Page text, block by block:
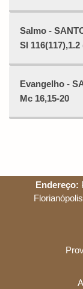
Salmo -
Sl
Evangelho -
Mc 16,15-20
Endereço: